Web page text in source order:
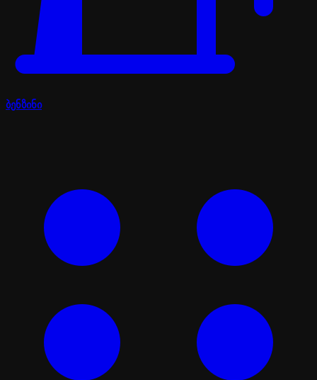
ბენზინი